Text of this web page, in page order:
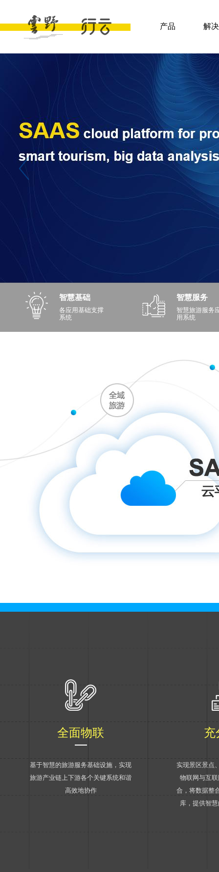
产品 解
智慧基础
各应用基础支撑
系统
智慧服务
智慧旅游服务
用系统
全面物联
基于智慧的旅游服务基础设施，实现
旅游产业链上下游各个关键系统和谐
高效地协作
充
实现景区景点
物联网与互
合，将数据整
库，提供智